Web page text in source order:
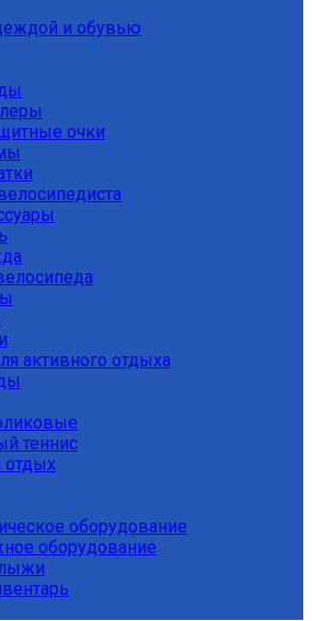
и обувью
очки
активного отдыха
теннис
оборудование
оборудование